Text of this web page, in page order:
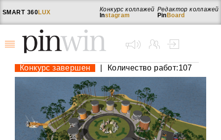
SMART 360LUX
Редактор коллажей
Pin Board
Конкурс коллажей
Instagram
Конкурс завершен Количество работ:107